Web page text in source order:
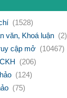
(1528)
văn, Khoá luận (2)
cập mở (10467)
(206)
(124)
(75)